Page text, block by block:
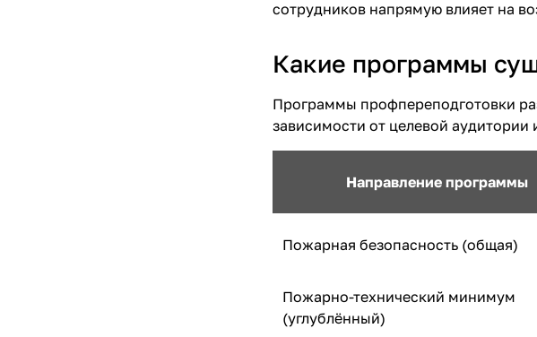
сотрудников напрямую влияет на
Какие программы
Программы профпереподготовки
зависимости от целевой
Направление программы
Пожарная безопасность (общая)
Пожарно-технический минимум
(углублённый)